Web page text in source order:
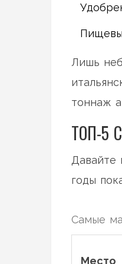
Лишь
тоннаж
ТОП-5
Давайте
годы
Самые
Место